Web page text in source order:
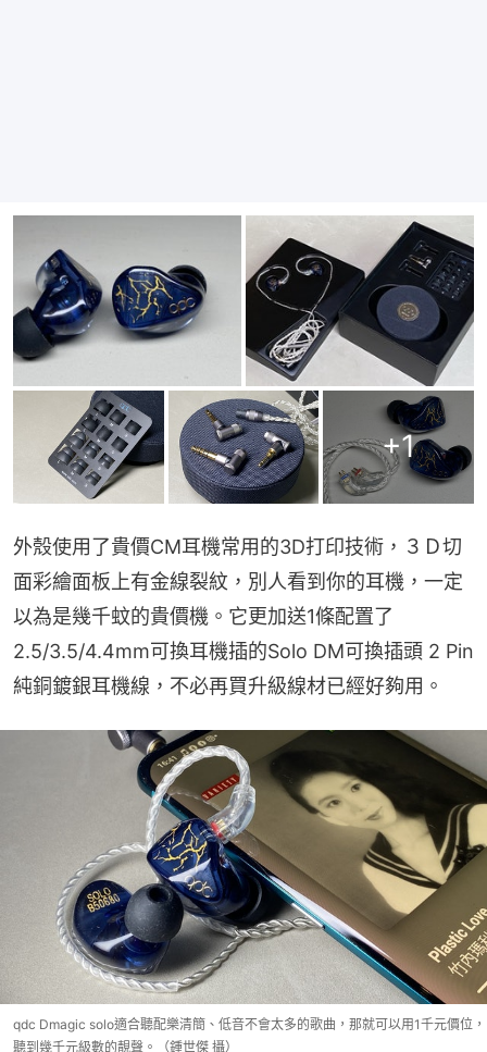
+1
外殼使用了貴價CM耳機常用的3D打印技術，３Ｄ切
面彩繪面板上有金線裂紋，別人看到你的耳機，一定
以為是幾千蚊的貴價機。它更加送1條配置了
2.5/3.5/4.4mm可換耳機插的Solo DM可換插頭 2 Pin
純銅鍍銀耳機線，不必再買升級線材已經好夠用。
qdc Dmagic solo適合聽配樂清簡、低音不會太多的歌曲，那就可以用1千元價位，
聽到幾千元級數的靚聲。（鍾世傑 攝）